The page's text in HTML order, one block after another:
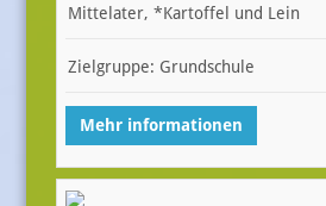
Mittelater, *Kartoffel und Lein
Zielgruppe: Grundschule
Mehr informationen